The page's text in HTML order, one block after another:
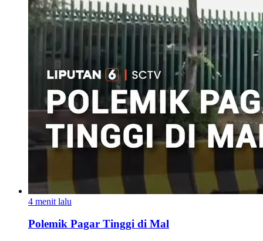
4 menit lalu
Polemik Pagar Tinggi di Mal